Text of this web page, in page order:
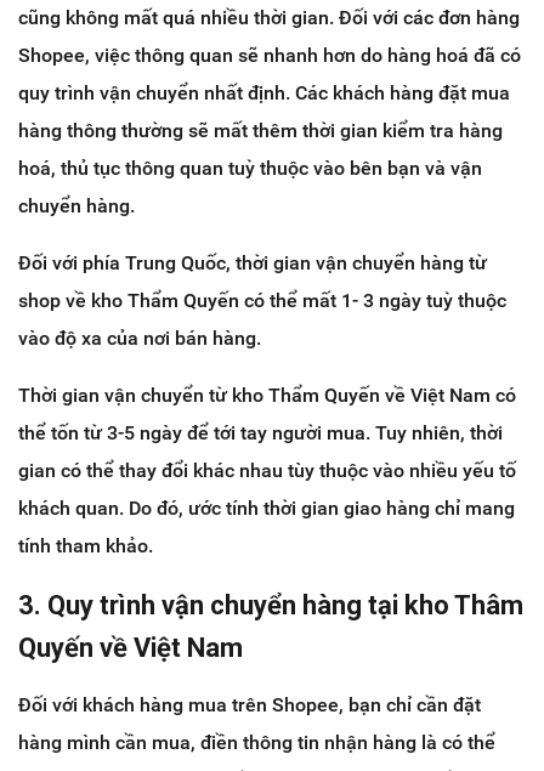
cũng không mất quá nhiều thời gian. Đối với các đơn hàng
Shopee, việc thông quan sẽ nhanh hơn do hàng hoá đã có
quy trình vận chuyển nhất định. Các khách hàng đặt mua
hàng thông thường sẽ mất thêm thời gian kiểm tra hàng
hoá, thủ tục thông quan tuỳ thuộc vào bên bạn và vận
chuyển hàng.
Đối với phía Trung Quốc, thời gian vận chuyển hàng từ
shop về kho Thẩm Quyến có thể mất 1- 3 ngày tuỳ thuộc
vào độ xa của nơi bán hàng.
Thời gian vận chuyển từ kho Thẩm Quyến về Việt Nam có
thể tốn từ 3-5 ngày để tới tay người mua. Tuy nhiên, thời
gian có thể thay đổi khác nhau tùy thuộc vào nhiều yếu tố
khách quan. Do đó, ước tính thời gian giao hàng chỉ mang
tính tham khảo.
3. Quy trình vận chuyển hàng tại kho Thâm
Quyến về Việt Nam
Đối với khách hàng mua trên Shopee, bạn chỉ cần đặt
hàng mình cần mua, điền thông tin nhận hàng là có thể